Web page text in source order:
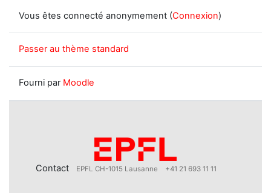
Vous êtes connecté anonymement (Connexion)
Passer au thème standard
Fourni par Moodle
Contact EPFL CH-1015 Lausanne +41 21 693 11 11